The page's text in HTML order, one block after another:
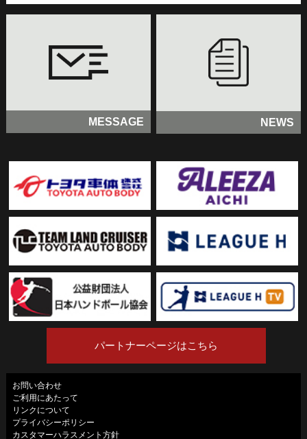
MESSAGE NEWS
パートナーページはこちら
お問い合わせ
ご利用にあたって
リンクについて
プライバシーポリシー
カスタマーハラスメント方針